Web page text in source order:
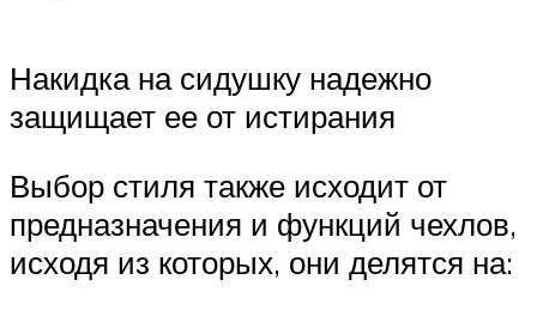
Накидка на сидушку надежно
защищает ее от истирания
Выбор стиля также исходит от
предназначения и функций чехлов,
исходя из которых, они делятся на: